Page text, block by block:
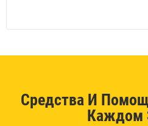
Средства И
Каждом